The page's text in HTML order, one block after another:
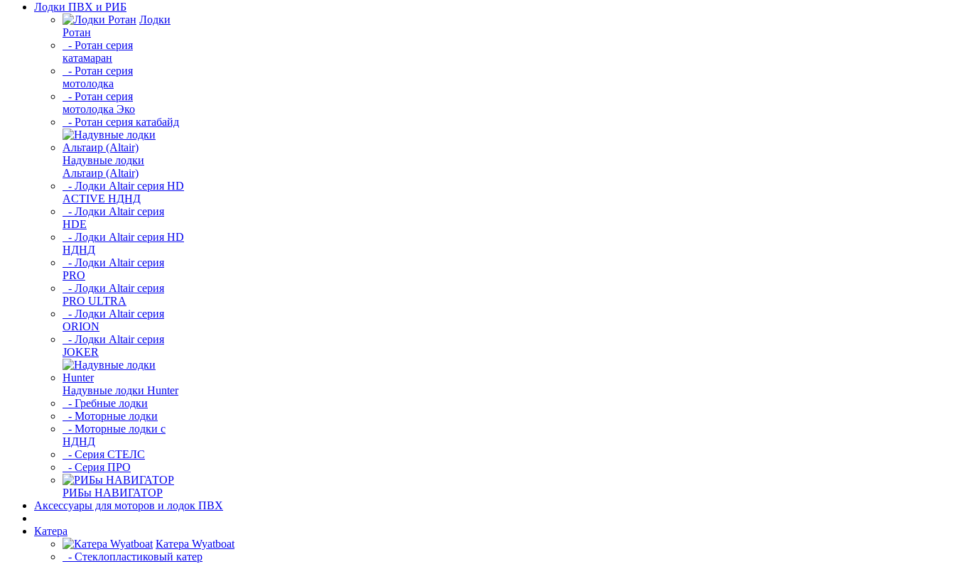
Лодки ПВХ и РИБ
Лодки
Ротан
- Ротан серия
катамаран
- Ротан серия
мотолодка
- Ротан серия
мотолодка Эко
- Ротан серия катабайд
Надувные лодки
Альтаир (Altair)
- Лодки Altair серия HD
ACTIVE НДНД
- Лодки Altair серия
HDE
- Лодки Altair серия HD
НДНД
- Лодки Altair серия
PRO
- Лодки Altair серия
PRO ULTRA
- Лодки Altair серия
ORION
- Лодки Altair серия
JOKER
Надувные лодки Hunter
- Гребные лодки
- Моторные лодки
- Моторные лодки с
НДНД
- Серия СТЕЛС
- Серия ПРО
РИБы НАВИГАТОР
Аксессуары для моторов и лодок ПВХ
Катера
Катера Wyatboat
- Cтеклопластиковый катер